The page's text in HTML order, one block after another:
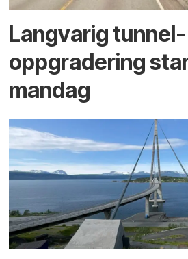
Langvarig tunnel­
oppgradering
mandag